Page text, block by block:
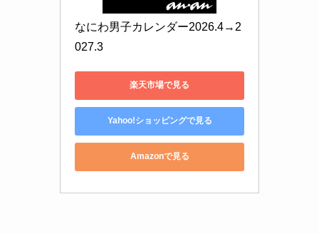
なにわ男子カレンダー2026.4→2
027.3
楽天市場で見る
Yahoo!ショッピングで見る
Amazonで見る